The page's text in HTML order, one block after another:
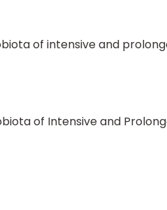
of intensive and
of Intensive and